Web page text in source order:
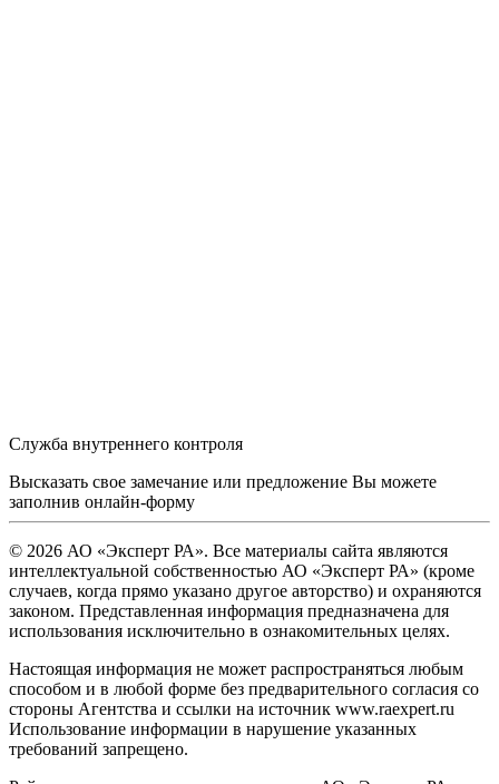
Служба внутреннего контроля
Высказать свое замечание или предложение Вы можете
заполнив онлайн-форму
© 2026 АО «Эксперт РА». Все материалы сайта являются
интеллектуальной собственностью АО «Эксперт РА» (кроме
случаев, когда прямо указано другое авторство) и охраняются
законом. Представленная информация предназначена для
использования исключительно в ознакомительных целях.
Настоящая информация не может распространяться любым
способом и в любой форме без предварительного согласия со
стороны Агентства и ссылки на источник www.raexpert.ru
Использование информации в нарушение указанных
требований запрещено.